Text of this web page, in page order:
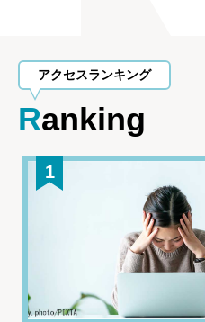
アクセスランキング
Ranking
1